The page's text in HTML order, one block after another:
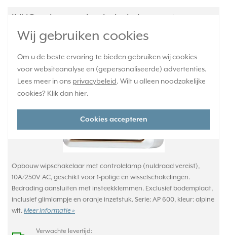
Wij gebruiken cookies
Om u de beste ervaring te bieden gebruiken wij cookies
voor websiteanalyse en (gepersonaliseerde) advertenties.
Lees meer in ons privacybeleid. Wilt u alleen noodzakelijke
cookies? Klik dan hier.
Cookies accepteren
JUNG opbouw wisselschakelaar met
controlelamp 10A AP600 alpine wit (606 KOA
WW)
Opbouw wipschakelaar met controlelamp (nuldraad vereist),
10A/250V AC, geschikt voor 1-polige en wisselschakelingen.
Bedrading aansluiten met insteekklemmen. Exclusief bodemplaat,
inclusief glimlampje en oranje inzetstuk. Serie: AP 600, kleur: alpine
wit. Meer informatie »
Verwachte levertijd: